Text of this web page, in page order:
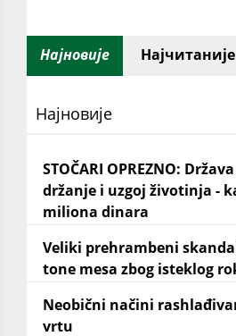
Најновије Најчитаније
Најновије
STOČARI OPREZNO:
držanje i uzgoj životinja -
miliona dinara
Veliki prehrambeni
tone mesa zbog isteklog
Neobični načini
vrtu